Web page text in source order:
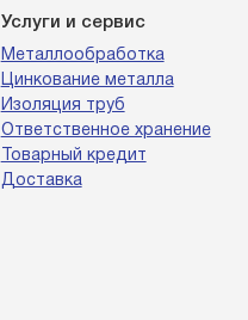
Услуги и сервис
Металлообработка
Цинкование металла
Изоляция труб
Ответственное хранение
Товарный кредит
Доставка